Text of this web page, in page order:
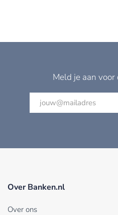
Meld je aan
Over Banken.nl
Over ons